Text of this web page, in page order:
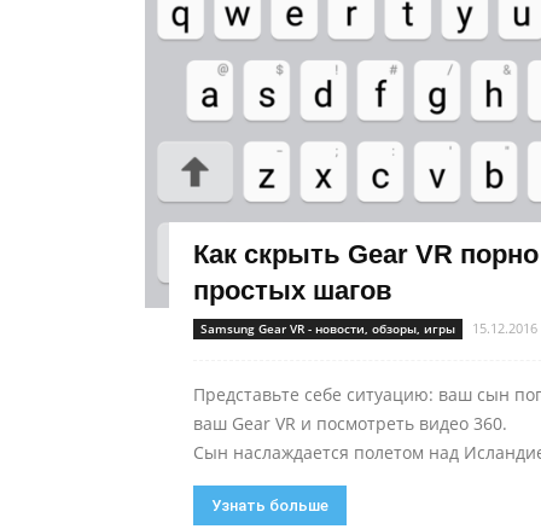
Как скрыть Gear VR
простых шагов
Samsung Gear VR - новости, обзоры, игры 15.12.2016
Представьте себе ситуацию: ваш сын
ваш Gear VR и посмотреть видео 360.
Сын наслаждается полетом над
Узнать больше